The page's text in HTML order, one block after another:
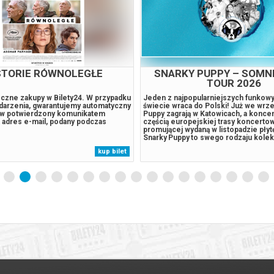
BEZ WYJŚCIA
się jako niskobudżetowa seria
o błąkaniu się po nieskończonych,
przypominających
się w jeden z najbardziej
hitów ostatnich lat. Film przyciągnął
legendy publikowanej na
oddolna energia i zaangażowanie
Twórcy wyszli...
kup bilet
ZAPROSZENIE
Znudzone sobą małżeństwo
parę wyzwolonych sąsiadów.
w błyskotliwie pikantnej komedii o
cieniach pożycia małżeńskiego. Czy
pożądanie mają swój
przydatności do spożycia? Aby
życiu dodać trochę smaku czasem
sąsiadów. Do stołu i nie tylko. Jak
niedaleko jest z jadalni do sypialni.